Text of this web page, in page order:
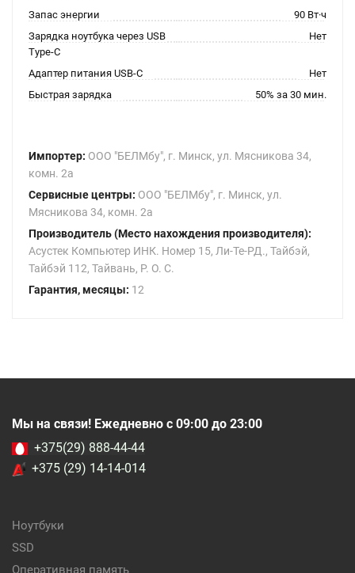
Запас энергии
90 Вт·ч
Зарядка ноутбука через USB
Type-C
Нет
Адаптер питания USB-C
Нет
Быстрая зарядка
50% за 30 мин.
Импортер: ООО "БЕЛМбу", г. Минск, ул. Мясникова 34,
комн. 2а
Сервисные центры: ООО "БЕЛМбу", г. Минск, ул.
Мясникова 34, комн. 2а
Производитель (Место нахождения производителя):
Асустек Компьютер ИНК. Номер 15, Ли-Те-РД., Тайбэй,
Тайбэй 112, Тайвань, Р. О. С.
Гарантия, месяцы: 12
Мы на связи! Ежедневно с 09:00 до 23:00
+375(29) 888-44-44
+375 (29) 14-14-014
Ноутбуки
SSD
Оперативная память